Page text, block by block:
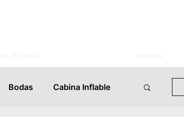
Bodas Cabina Inflable